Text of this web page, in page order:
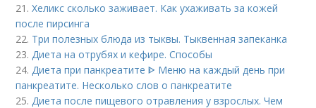
21.Хеликс сколько заживает. Как ухаживать за кожей
после пирсинга
22. Три полезных блюда из тыквы. Тыквенная запеканка
23.Диета на отрубях и кефире. Способы
24.Диета при панкреатите ᐈ Меню на каждый день при
панкреатите. Несколько слов о панкреатите
25.Диета после пищевого отравления у взрослых. Чем